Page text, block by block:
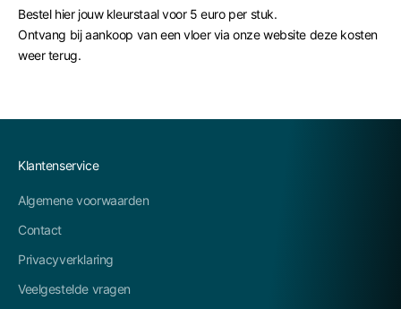
Bestel hier jouw kleurstaal voor 5 euro per stuk.
Ontvang bij aankoop van een vloer via onze website deze kosten
weer terug.
Klantenservice
Algemene voorwaarden
Contact
Privacyverklaring
Veelgestelde vragen